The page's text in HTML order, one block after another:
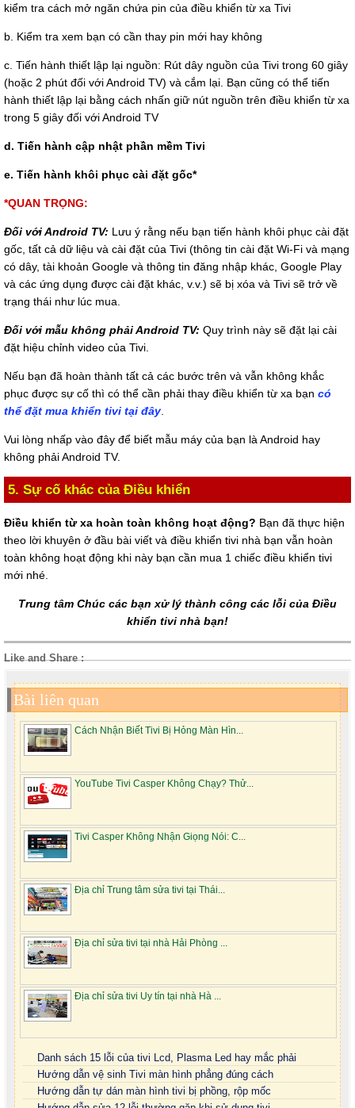
kiểm tra cách mở ngăn chứa pin của điều khiển từ xa Tivi
b. Kiểm tra xem bạn có cần thay pin mới hay không
c. Tiến hành thiết lập lại nguồn: Rút dây nguồn của Tivi trong 60 giây
(hoặc 2 phút đối với Android TV) và cắm lại. Bạn cũng có thể tiến
hành thiết lập lại bằng cách nhấn giữ nút nguồn trên điều khiển từ xa
trong 5 giây đối với Android TV
d. Tiến hành cập nhật phần mềm Tivi
e. Tiến hành khôi phục cài đặt gốc*
*QUAN TRỌNG:
Đối với Android TV: Lưu ý rằng nếu bạn tiến hành khôi phục cài đặt
gốc, tất cả dữ liệu và cài đặt của Tivi (thông tin cài đặt Wi-Fi và mạng
có dây, tài khoản Google và thông tin đăng nhập khác, Google Play
và các ứng dụng được cài đặt khác, v.v.) sẽ bị xóa và Tivi sẽ trở về
trạng thái như lúc mua.
Đối với mẫu không phải Android TV: Quy trình này sẽ đặt lại cài
đặt hiệu chỉnh video của Tivi.
Nếu bạn đã hoàn thành tất cả các bước trên và vẫn không khắc
phục được sự cố thì có thể cần phải thay điều khiển từ xa bạn có
thể đặt mua khiển tivi tại đây.
Vui lòng nhấp vào đây để biết mẫu máy của bạn là Android hay
không phải Android TV.
5. Sự cố khác của Điều khiển
Điều khiển từ xa hoàn toàn không hoạt động? Bạn đã thực hiện
theo lời khuyên ở đầu bài viết và điều khiển tivi nhà bạn vẫn hoàn
toàn không hoạt động khi này bạn cần mua 1 chiếc điều khiển tivi
mới nhé.
Trung tâm Chúc các bạn xử lý thành công các lỗi của Điều
khiển tivi nhà bạn!
Like and Share :
Bài liên quan
Cách Nhận Biết Tivi Bị Hỏng Màn Hìn...
YouTube Tivi Casper Không Chạy? Thử...
Tivi Casper Không Nhận Giọng Nói: C...
Địa chỉ Trung tâm sửa tivi tại Thái...
Địa chỉ sửa tivi tại nhà Hải Phòng ...
Địa chỉ sửa tivi Uy tín tại nhà Hà ...
Danh sách 15 lỗi của tivi Lcd, Plasma Led hay mắc phải
Hướng dẫn vệ sinh Tivi màn hình phẳng đúng cách
Hướng dẫn tự dán màn hình tivi bị phồng, rộp mốc